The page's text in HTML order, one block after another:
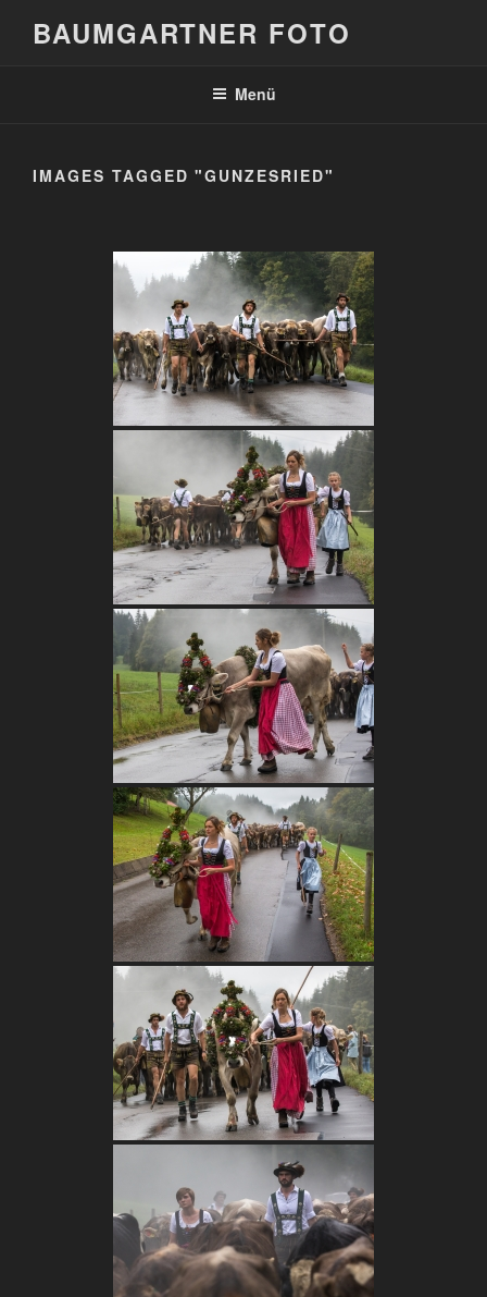
BAUMGARTNER FOTO
Menü
IMAGES TAGGED "GUNZESRIED"